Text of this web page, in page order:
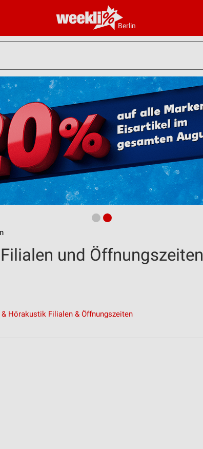
Berlin
und Öffnungszeiten
Hörakustik Filialen & Öffnungszeiten